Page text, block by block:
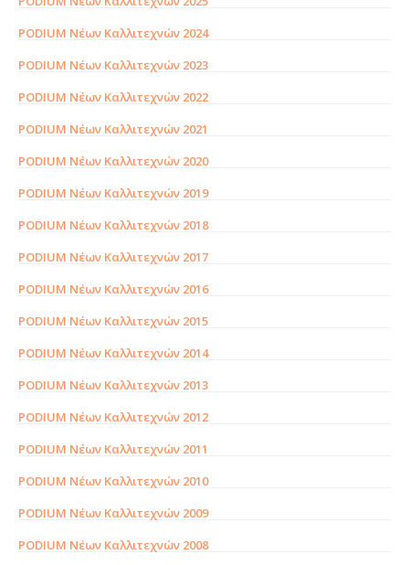
PODIUM Νέων Καλλιτεχνών 2024
PODIUM Νέων Καλλιτεχνών 2023
PODIUM Νέων Καλλιτεχνών 2022
PODIUM Νέων Καλλιτεχνών 2021
PODIUM Νέων Καλλιτεχνών 2020
PODIUM Νέων Καλλιτεχνών 2019
PODIUM Νέων Καλλιτεχνών 2018
PODIUM Νέων Καλλιτεχνών 2017
PODIUM Νέων Καλλιτεχνών 2016
PODIUM Νέων Καλλιτεχνών 2015
PODIUM Νέων Καλλιτεχνών 2014
PODIUM Νέων Καλλιτεχνών 2013
PODIUM Νέων Καλλιτεχνών 2012
PODIUM Νέων Καλλιτεχνών 2011
PODIUM Νέων Καλλιτεχνών 2010
PODIUM Νέων Καλλιτεχνών 2009
PODIUM Νέων Καλλιτεχνών 2008